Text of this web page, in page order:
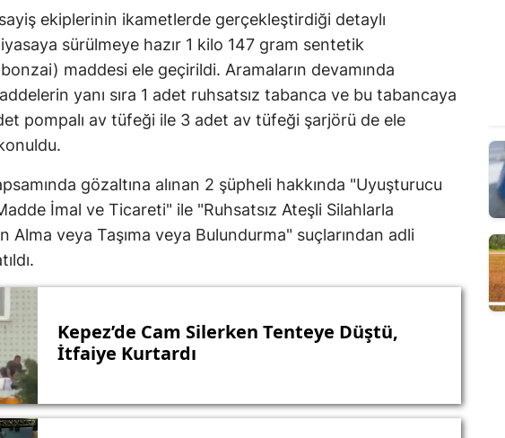
ekiplerinin ikametlerde gerçekleştirdiği detaylı
sürülmeye hazır 1 kilo 147 gram sentetik
maddesi ele geçirildi. Aramaların devamında
yanı sıra 1 adet ruhsatsız tabanca ve bu tabancaya
pompalı av tüfeği ile 3 adet av tüfeği şarjörü de ele
gözaltına alınan 2 şüpheli hakkında "Uyuşturucu
İmal ve Ticareti" ile "Ruhsatsız Ateşli Silahlarla
Alma veya Taşıma veya Bulundurma" suçlarından adli
Kepez’de Cam Silerken Tenteye Düştü,
İtfaiye Kurtardı